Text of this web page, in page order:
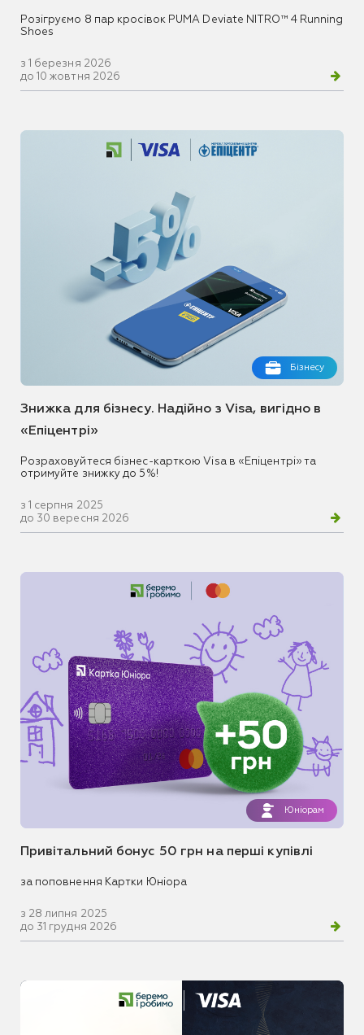
Розігруємо 8 пар кросівок PUMA Deviate NITRO™ 4 Running
Shoes
з 1 березня 2026
до 10 жовтня 2026
Бізнесу
Знижка для бізнесу. Надійно з Visa, вигідно в
«Епіцентрі»
Розраховуйтеся бізнес-карткою Visa в «Епіцентрі» та
отримуйте знижку до 5%!
з 1 серпня 2025
до 30 вересня 2026
Юніорам
Привітальний бонус 50 грн на перші купівлі
за поповнення Картки Юніора
з 28 липня 2025
до 31 грудня 2026